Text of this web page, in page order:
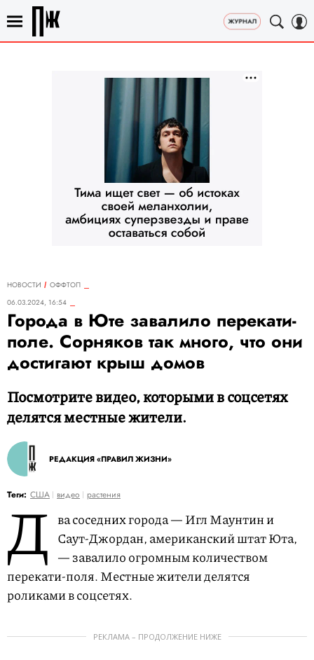
НОВОСТИ
ОФФТОП
06.03.2024, 16:54
Города в Юте завалило перекати-
поле. Сорняков так много, что они
достигают крыш домов
Посмотрите видео, которыми в соцсетях
делятся местные жители.
РЕДАКЦИЯ «ПРАВИЛ ЖИЗНИ»
Теги: США видео растения
Д ва соседних города — Игл Маунтин и
Саут-Джордан, американский штат Юта,
— завалило огромным количеством
перекати-поля. Местные жители делятся
роликами в соцсетях.
РЕКЛАМА – ПРОДОЛЖЕНИЕ НИЖЕ